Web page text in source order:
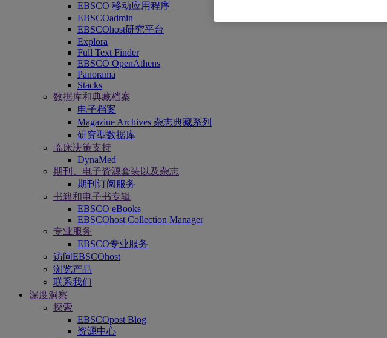
EBSCO 移动应用程序
EBSCOadmin
EBSCOhost研究平台
Explora
Full Text Finder
EBSCO OpenAthens
Panorama
Stacks
数据库和典藏档案
电子档案
Magazine Archives 杂志典藏系列
研究型数据库
临床决策支持
DynaMed
期刊、电子资源套装以及杂志
期刊订阅服务
书籍和电子书专辑
EBSCO eBooks
EBSCOhost Collection Manager
专业服务
EBSCO专业服务
访问EBSCOhost
浏览产品
联系我们
深度洞察
探索
EBSCOpost Blog
资源中心